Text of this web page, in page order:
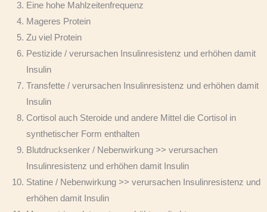
Eine hohe Mahlzeitenfrequenz
Mageres Protein
Zu viel Protein
Pestizide / verursachen Insulinresistenz und erhöhen damit
Insulin
Transfette / verursachen Insulinresistenz und erhöhen damit
Insulin
Cortisol auch Steroide und andere Mittel die Cortisol in
synthetischer Form enthalten
Blutdrucksenker / Nebenwirkung >> verursachen
Insulinresistenz und erhöhen damit Insulin
Statine / Nebenwirkung >> verursachen Insulinresistenz und
erhöhen damit Insulin